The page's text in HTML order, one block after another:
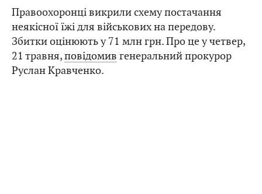
Правоохоронці викрили схему постачання
неякісної їжі для військових на передову.
Збитки оцінюють у 71 млн грн. Про це у четвер,
21 травня,повідомив генеральний прокурор
Руслан Кравченко.